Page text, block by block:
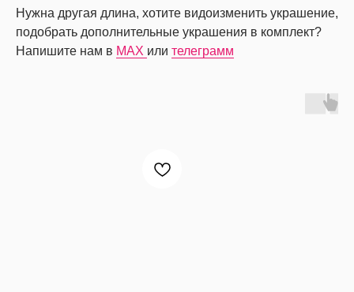
Нужна другая длина, хотите видоизменить украшение,
подобрать дополнительные украшения в комплект?
Напишите нам в MAX или телеграмм